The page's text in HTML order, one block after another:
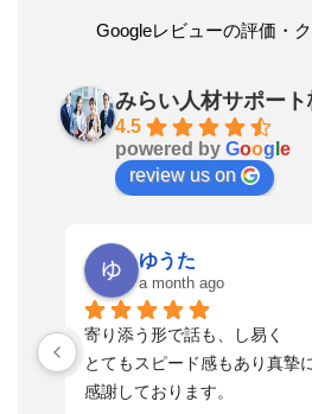
Googleレビューの評価・
みらい人材サポー
4.5
powered by Goog e
review us on
ゆうた
a month ago
寄り添う形で話も、し易く
とてもスピード感もあり真摯
感謝しております。